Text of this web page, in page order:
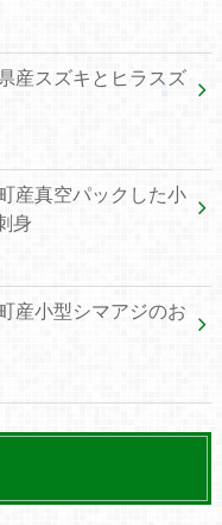
産スズキとヒラスズ
産真空パックした小
身
産小型シマアジのお